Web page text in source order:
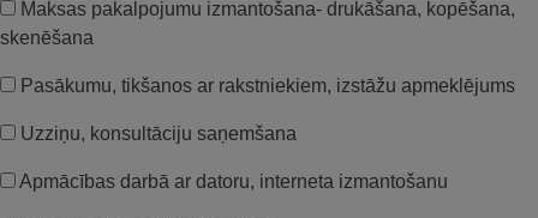
Maksas pakalpojumu izmantošana- drukāšana, kopēšana,
skenēšana
Pasākumu, tikšanos ar rakstniekiem, izstāžu apmeklējums
Uzziņu, konsultāciju saņemšana
Apmācības darbā ar datoru, interneta izmantošanu